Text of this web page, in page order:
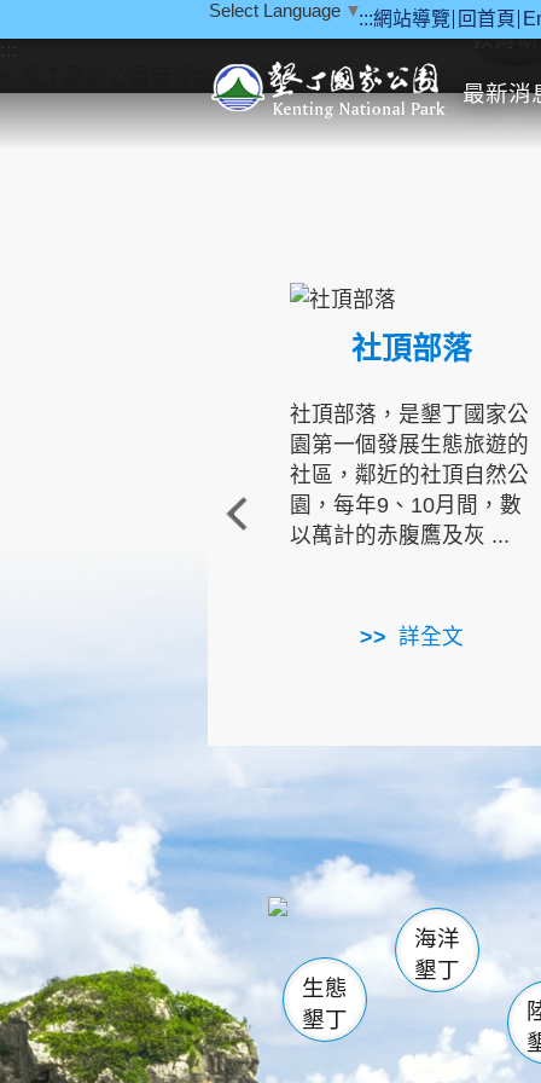
:::網站導覽 回首頁
Select Language ▼
最新消
::: 教育
社頂部落
社頂部落，是墾丁國家公
園第一個發展生態旅遊的
社區，鄰近的社頂自然公
園，每年9、10月間，數
以萬計的赤腹鷹及灰 ...
詳全文
龜山 海生館
恆春
龍鑾潭自
瓊麻館
關山
白砂
生態
墾丁
海洋
墾丁